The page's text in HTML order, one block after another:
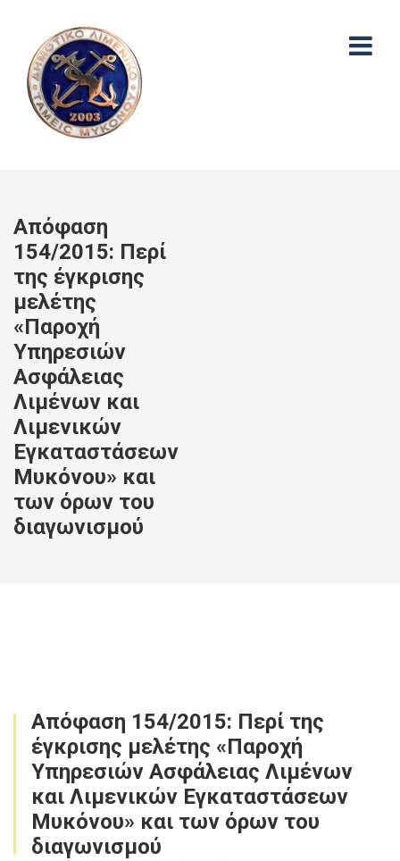
Απόφαση
154/2015: Περί
της έγκρισης
μελέτης
«Παροχή
Υπηρεσιών
Ασφάλειας
Λιμένων και
Λιμενικών
Εγκαταστάσεων
Μυκόνου» και
των όρων του
διαγωνισμού
Απόφαση 154/2015: Περί της
έγκρισης μελέτης «Παροχή
Υπηρεσιών Ασφάλειας Λιμένων
και Λιμενικών Εγκαταστάσεων
Μυκόνου» και των όρων του
διαγωνισμού